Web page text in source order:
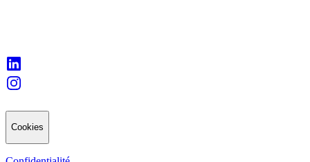
Cookies